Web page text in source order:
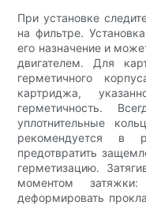
При установке
на фильтре.
его назначение и
двигателем. Для
герметичного
картриджа,
герметичность.
уплотнительные
рекомендуется в
предотвратить
герметизацию.
моментом
деформировать